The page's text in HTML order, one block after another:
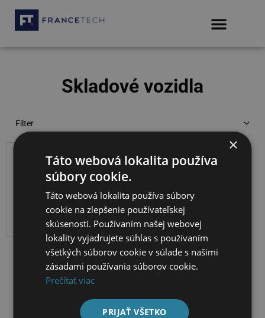
Skladové vozidla
Filter
missing.
s
DPH
Detaily na
financovanie
vášho
predajcu.
Neváhajte nás kontaktovať
×
Táto webová lokalita používa
súbory cookie.
Táto webová lokalita používa súbory
cookie na zlepšenie používateľskej
skúsenosti. Používaním našej webovej
lokality vyjadrujete súhlas s používaním
všetkých súborov cookie v súlade s našimi
zásadami používania súborov cookie.
Prečítať viac
PRIJAŤ VŠETKO